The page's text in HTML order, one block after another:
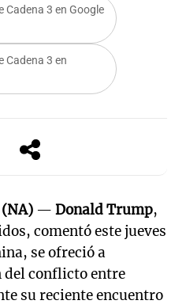
Cadena 3 en Google
Cadena 3 en
— Donald Trump,
comentó este jueves
se ofreció a
del conflicto entre
su reciente encuentro